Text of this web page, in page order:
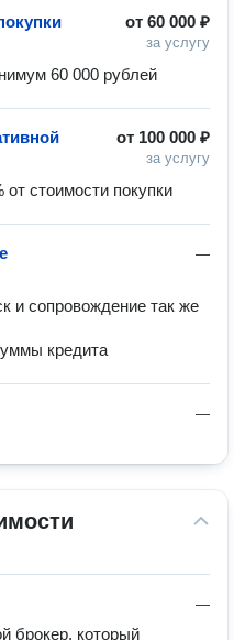
от 60 000 ₽
за услугу
60 000 рублей
от 100 000 ₽
за услугу
стоимости покупки
—
и сопровождение так же
кредита
—
—
брокер, который